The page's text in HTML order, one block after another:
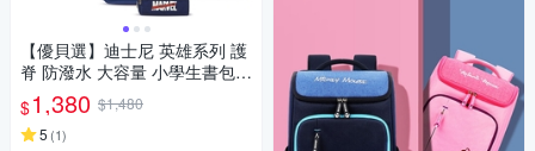
【優貝選】迪士尼 英雄系列 護
脊 防潑水 大容量 小學生書包套
組 1-4年級適用
$1,380 $1,480
5 (1)